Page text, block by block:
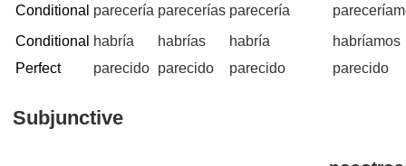
Conditional parecería parecerías parecería
Conditional
Perfect
habría
parecido
habrías
parecido
habría
parecido
habríamos
parecido
Subjunctive